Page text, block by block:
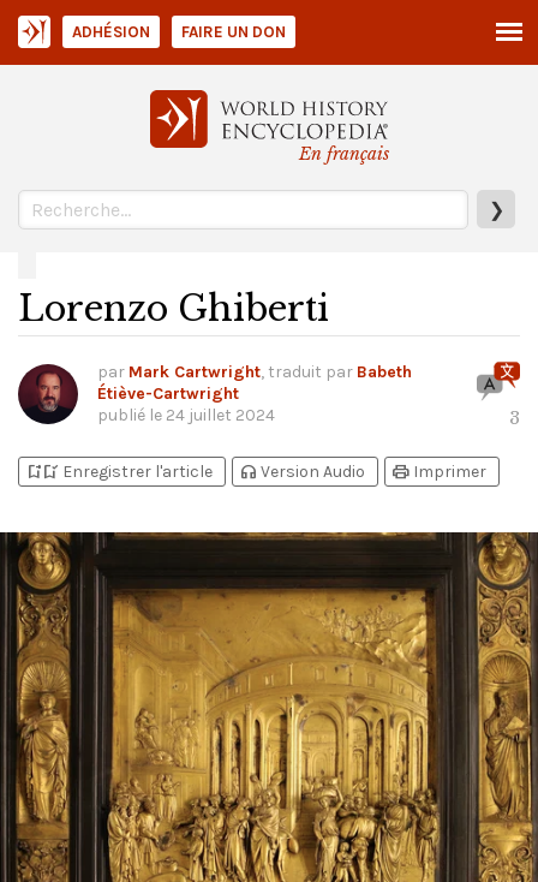
En français
❯
ADHÉSION FAIRE UN DON
Lorenzo Ghiberti
par Mark Cartwright, traduit par Babeth
Étiève-Cartwright
publié le 24 juillet 2024 3
bookmark_addbookmark_added Enregistrer l'article headphones Version Audio print Imprimer